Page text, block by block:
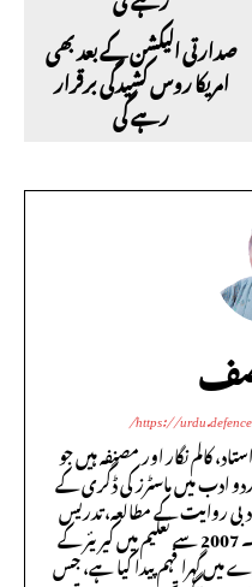
صدارتی الیکشن کے بعد بھی
امریکا روس کشیدگی برقرار
رہے گی
https://
کالم نگار اور مصنفہ ہیں جو
ادب میں ماسٹرز کی ڈگری کے
روایت کے مطالعہ، تدریس
اور فروغ کے لیے وقف کر رکھا ہے۔ 2007 سے تعلیم میں کیریئر کے
گہرا فہم پیدا کیا ہے، جس